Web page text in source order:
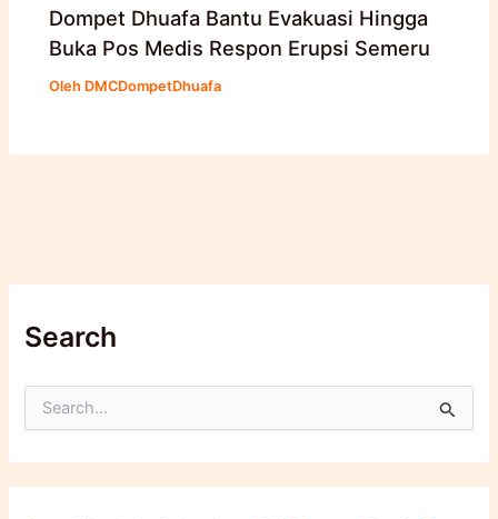
Dompet Dhuafa Bantu Evakuasi Hingga
Buka Pos Medis Respon Erupsi Semeru
Oleh DMCDompetDhuafa
Search
a